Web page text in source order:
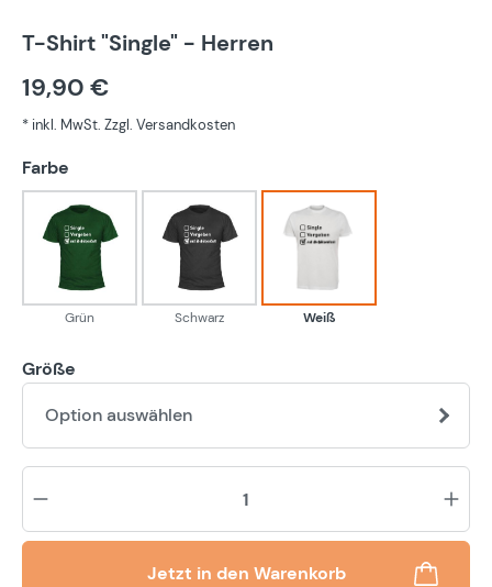
T-Shirt "Single" - Herren
19,90 €
* inkl. MwSt. Zzgl. Versandkosten
Farbe
Grün
Grün
Schwarz
Schwarz Weiß
Größe
Option auswählen
Jetzt in den Warenkorb